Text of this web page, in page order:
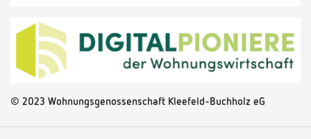
© 2023 Wohnungsgenossenschaft Kleefeld-Buchholz eG